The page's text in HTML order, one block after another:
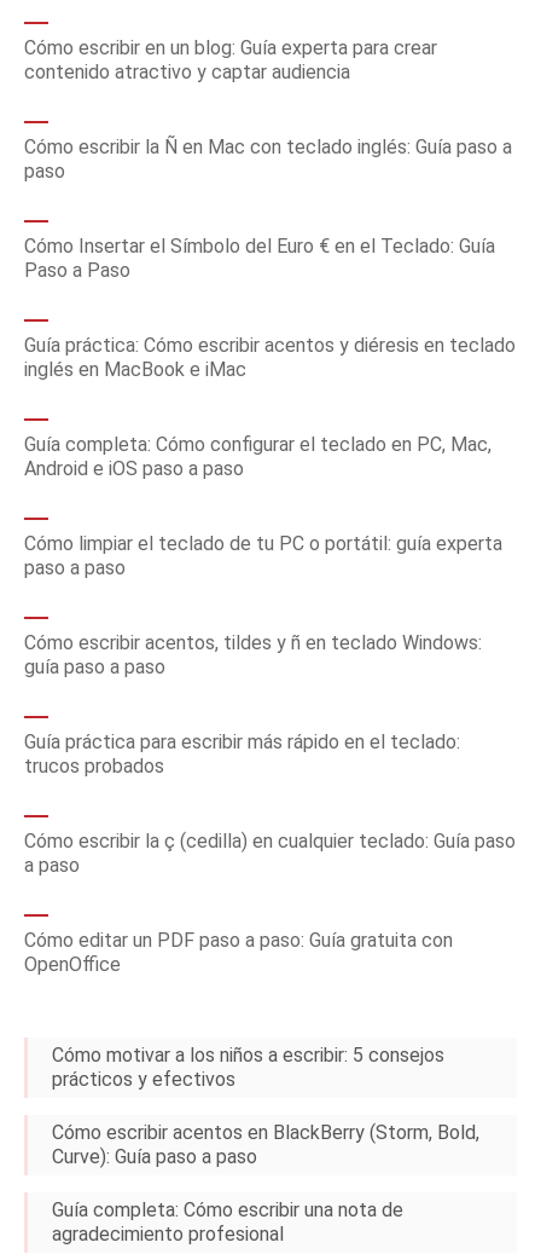
Cómo escribir en un blog: Guía experta para crear
contenido atractivo y captar audiencia
Cómo escribir la Ñ en Mac con teclado inglés: Guía paso a
paso
Cómo Insertar el Símbolo del Euro € en el Teclado: Guía
Paso a Paso
Guía práctica: Cómo escribir acentos y diéresis en teclado
inglés en MacBook e iMac
Guía completa: Cómo configurar el teclado en PC, Mac,
Android e iOS paso a paso
Cómo limpiar el teclado de tu PC o portátil: guía experta
paso a paso
Cómo escribir acentos, tildes y ñ en teclado Windows:
guía paso a paso
Guía práctica para escribir más rápido en el teclado:
trucos probados
Cómo escribir la ç (cedilla) en cualquier teclado: Guía paso
a paso
Cómo editar un PDF paso a paso: Guía gratuita con
OpenOffice
Cómo motivar a los niños a escribir: 5 consejos
prácticos y efectivos
Cómo escribir acentos en BlackBerry (Storm, Bold,
Curve): Guía paso a paso
Guía completa: Cómo escribir una nota de
agradecimiento profesional